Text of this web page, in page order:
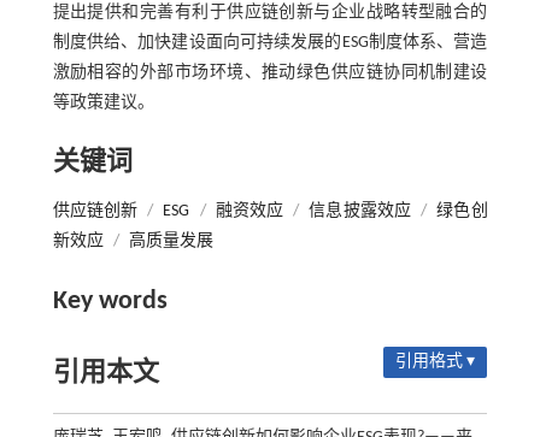
提出提供和完善有利于供应链创新与企业战略转型融合的
制度供给、加快建设面向可持续发展的ESG制度体系、营造
激励相容的外部市场环境、推动绿色供应链协同机制建设
等政策建议。
关键词
供应链创新 / ESG / 融资效应 / 信息披露效应 / 绿色创
新效应 / 高质量发展
Key words
引用本文 引用格式 ▾